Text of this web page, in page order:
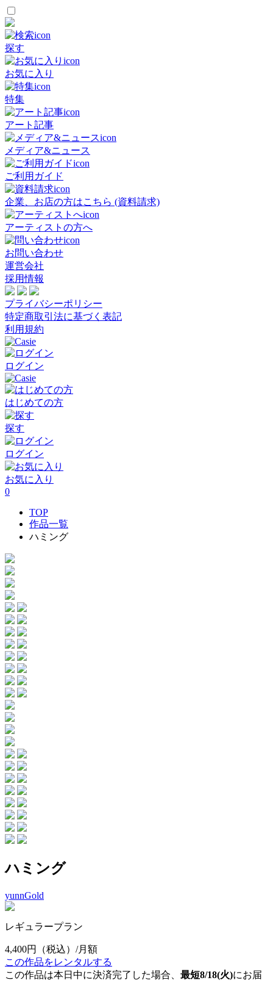
探す
お気に入り
特集
アート記事
メディア&ニュース
ご利用ガイド
企業、お店の方はこちら (資料請求)
アーティストの方へ
お問い合わせ
運営会社
採用情報
プライバシーポリシー
特定商取引法に基づく表記
利用規約
ログイン
はじめての方
探す
ログイン
お気に入り
0
TOP
作品一覧
ハミング
ハミング
yunnGold
レギュラープラン
4,400円
（税込）/月額
この作品をレンタルする
この作品は本日中に決済完了した場合、 最短8/18(火)にお届